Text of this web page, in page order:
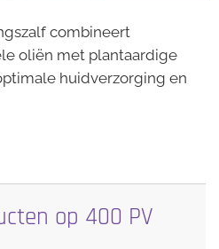
combineert
oliën met plantaardige
huidverzorging en
op 400 PV